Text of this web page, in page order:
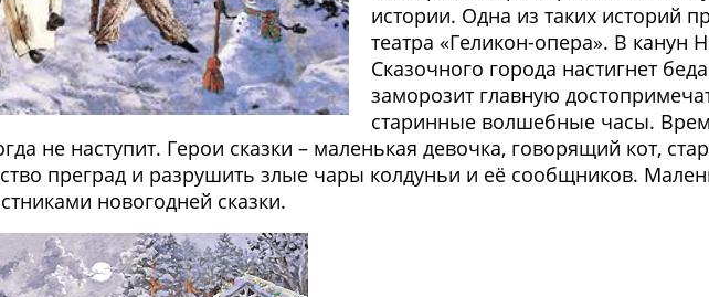
истории. Одна из таких историй
театра «Геликон-опера». В канун
Сказочного города настигнет
заморозит главную
старинные волшебные часы.
не наступит. Герои сказки – маленькая девочка, говорящий кот,
преград и разрушить злые чары колдуньи и её сообщников.
новогодней сказки.